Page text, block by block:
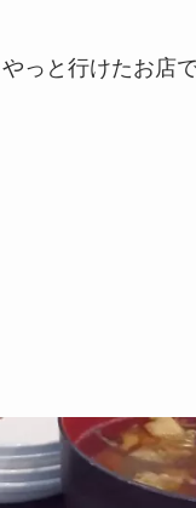
っと行けたお店